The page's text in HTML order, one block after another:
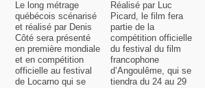
Le long métrage
québécois scénarisé
et réalisé par Denis
Côté sera présenté
en première mondiale
et en compétition
officielle au festival
de Locarno qui se
Réalisé par Luc
Picard, le film fera
partie de la
compétition officielle
du festival du film
francophone
d’Angoulême, qui se
tiendra du 24 au 29